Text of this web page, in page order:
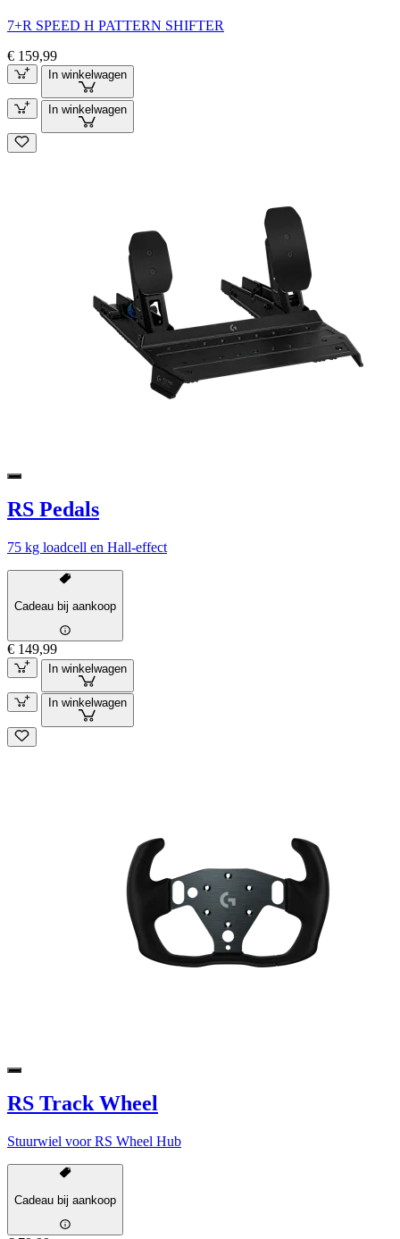
7+R SPEED H PATTERN SHIFTER
€ 159,99
In winkelwagen
In winkelwagen
RS Pedals
75 kg loadcell en Hall-effect
Cadeau bij aankoop
€ 149,99
In winkelwagen
In winkelwagen
RS Track Wheel
Stuurwiel voor RS Wheel Hub
Cadeau bij aankoop